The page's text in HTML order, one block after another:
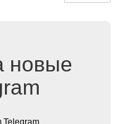
новые